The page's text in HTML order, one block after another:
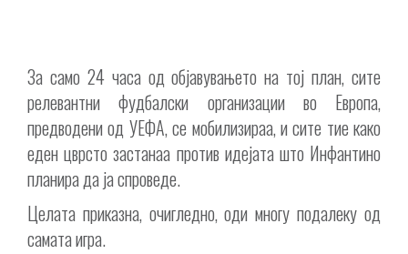
За само 24 часа од објавувањето на тој план, сите
релевантни фудбалски организации во Европа,
предводени од УЕФА, се мобилизираа, и сите тие како
еден цврсто застанаа против идејата што Инфантино
планира да ја спроведе.
Целата приказна, очигледно, оди многу подалеку од
самата игра.